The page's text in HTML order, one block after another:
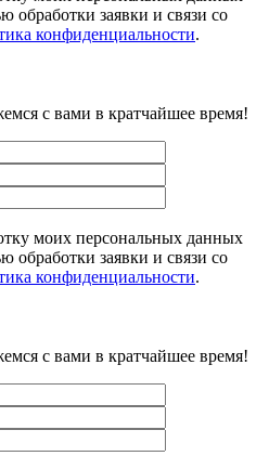
обработки заявки и связи со
конфиденциальности.
с вами в кратчайшее время!
моих персональных данных
обработки заявки и связи со
конфиденциальности.
с вами в кратчайшее время!